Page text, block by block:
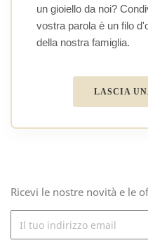
un gioiello da noi?
vostra parola è un filo
della nostra famiglia.
LASCIA
Ricevi le nostre novità e le